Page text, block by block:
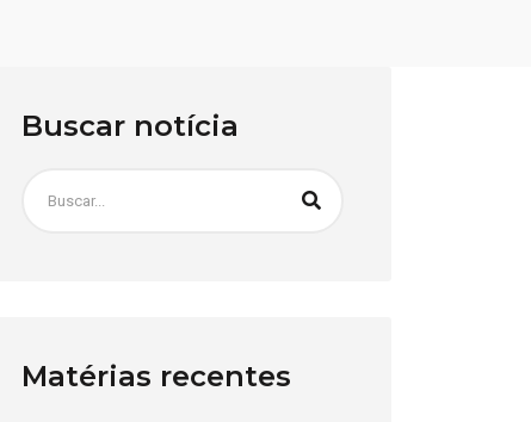
Buscar notícia
Matérias recentes